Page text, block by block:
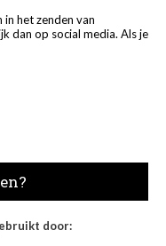
het zenden van
dan op social media. Als je
door: